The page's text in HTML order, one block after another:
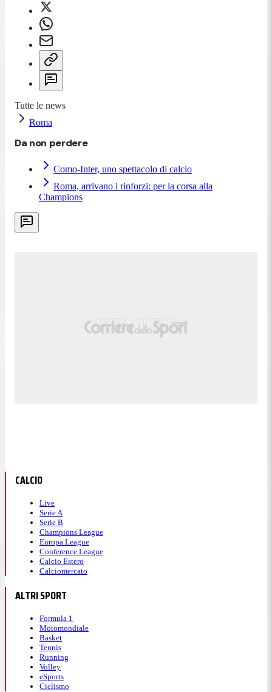
Tutte le news
Roma
Da non perdere
Como-Inter, uno spettacolo di calcio
Roma, arrivano i rinforzi: per la corsa alla
Champions
CALCIO
Live
Serie A
Serie B
Champions League
Europa League
Conference League
Calcio Estero
Calciomercato
ALTRI SPORT
Formula 1
Motomondiale
Basket
Tennis
Running
Volley
eSports
Ciclismo